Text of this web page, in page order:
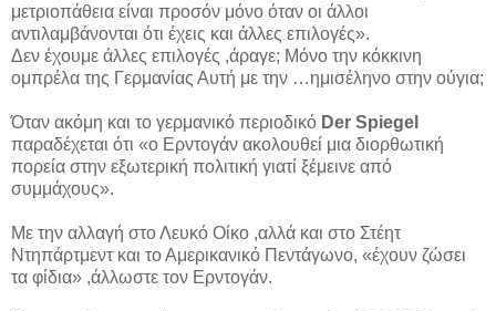
μετριοπάθεια είναι προσόν μόνο όταν οι άλλοι
αντιλαμβάνονται ότι έχεις και άλλες επιλογές».
Δεν έχουμε άλλες επιλογές ,άραγε; Μόνο την κόκκινη
ομπρέλα της Γερμανίας Αυτή με την …ημισέληνο στην ούγια;
Όταν ακόμη και το γερμανικό περιοδικό Der Spiegel
παραδέχεται ότι «ο Ερντογάν ακολουθεί μια διορθωτική
πορεία στην εξωτερική πολιτική γιατί ξέμεινε από
συμμάχους».
Με την αλλαγή στο Λευκό Οίκο ,αλλά και στο Στέητ
Ντηπάρτμεντ και το Αμερικανικό Πεντάγωνο, «έχουν ζώσει
τα φίδια» ,άλλωστε τον Ερντογάν.